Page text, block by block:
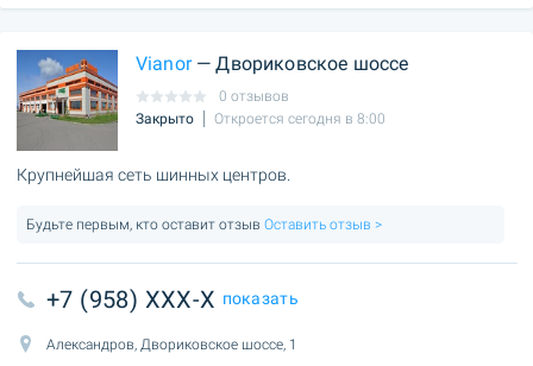
Vianor— Двориковское шоссе
0 отзывов
Закрыто
Откроется сегодня в 8:00
Крупнейшая сеть шинных центров.
Будьте первым, кто оставит отзыв Оставить отзыв >
+7 (958) XXX-X показать
Александров, Двориковское шоссе, 1